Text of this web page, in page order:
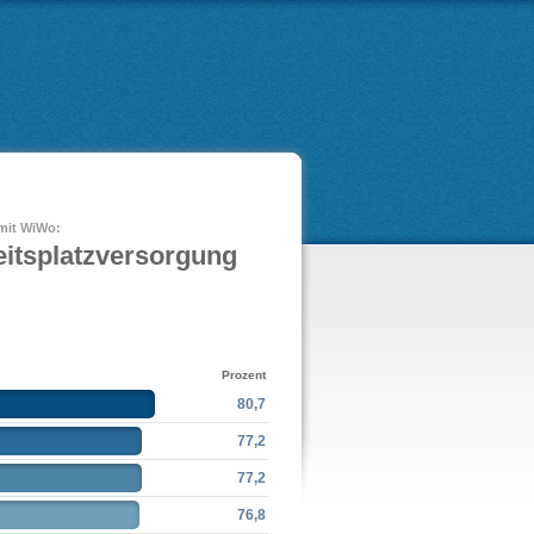
WiWo:
Prozent
80,7
77,2
77,2
76,8